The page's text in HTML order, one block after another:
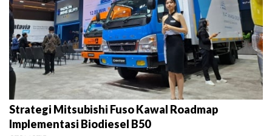
Strategi Mitsubishi Fuso Kawal Roadmap
Implementasi Biodiesel B50